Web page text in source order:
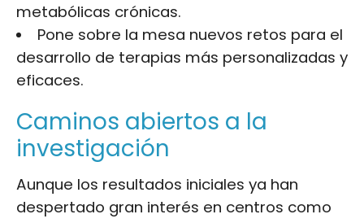
metabólicas crónicas.
Pone sobre la mesa nuevos retos para el
desarrollo de terapias más personalizadas y
eficaces.
Caminos abiertos a la
investigación
Aunque los resultados iniciales ya han
despertado gran interés en centros como